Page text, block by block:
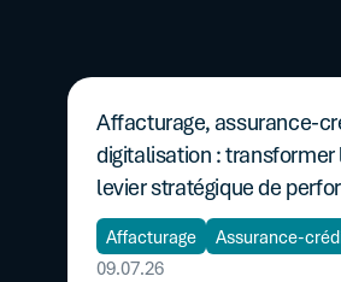
Affacturage, assurance-
digitalisation :
levier stratégique de
Affacturage Assurance-
09.07.26